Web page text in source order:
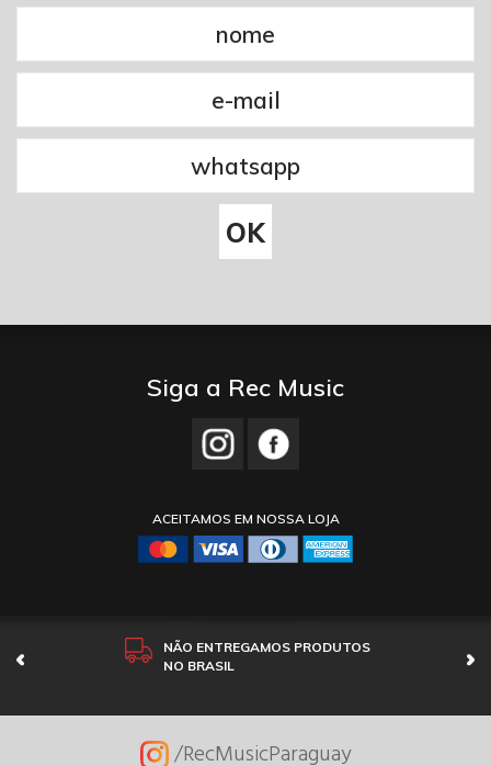
Siga a Rec Music
ACEITAMOS EM NOSSA LOJA
NÃO ENTREGAMOS PRODUTOS
NO BRASIL
/RecMusicParaguay